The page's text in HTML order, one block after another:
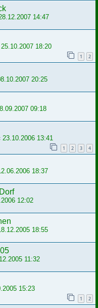
14:47
25.10.2007 18:20
1 2
20:25
09:18
23.10.2006 13:41
1 2 3 4
18:37
12:02
18:55
11:32
15:23
1 2